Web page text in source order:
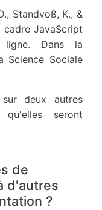
Standvoß, K., &
cadre JavaScript
Dans la
Science Sociale
sur deux autres
qu'elles seront
de
d'autres
?